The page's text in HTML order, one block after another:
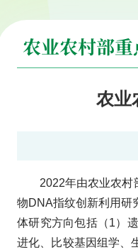
农业农村部
农业
2022年由农业农村
物DNA指纹创新利用研
体研究方向包括（1）
进化、比较基因组学、